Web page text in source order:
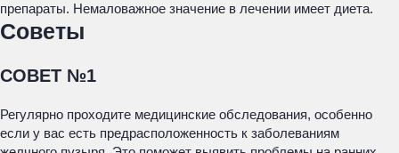
препараты. Немаловажное значение в лечении имеет диета.
Советы
СОВЕТ №1
Регулярно проходите медицинские обследования, особенно
если у вас есть предрасположенность к заболеваниям